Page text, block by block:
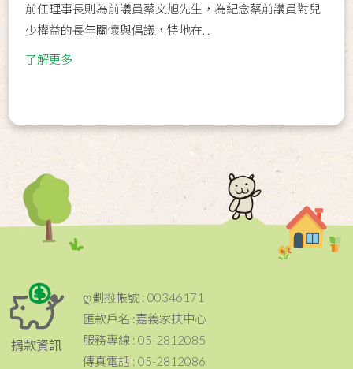
前任理事長則為前議員蔡文旭先生，為紀念蔡前議員對兒
少權益的長年關懷與倡議，特地在...
了解更多
捐款資訊
ღ劃撥帳號 : 00346171
匯款戶名 :嘉義家扶中心
服務專線 : 05-2812085
傳真電話 : 05-2812086